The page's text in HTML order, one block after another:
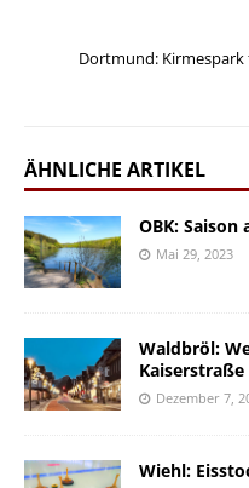
Dortmund:
ÄHNLICHE ARTIKEL
OBK:
Mai 29, 2023
Waldbröl:
Kaiserstraße
Dezember 7,
Wiehl: